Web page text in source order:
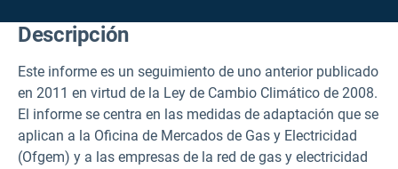
Descripción
Este informe es un seguimiento de uno anterior publicado
en 2011 en virtud de la Ley de Cambio Climático de 2008.
El informe se centra en las medidas de adaptación que se
aplican a la Oficina de Mercados de Gas y Electricidad
(Ofgem) y a las empresas de la red de gas y electricidad